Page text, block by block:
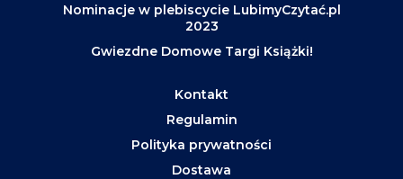
Nominacje w plebiscycie LubimyCzytać.pl
2023
Gwiezdne Domowe Targi Książki!
Kontakt
Regulamin
Polityka prywatności
Dostawa